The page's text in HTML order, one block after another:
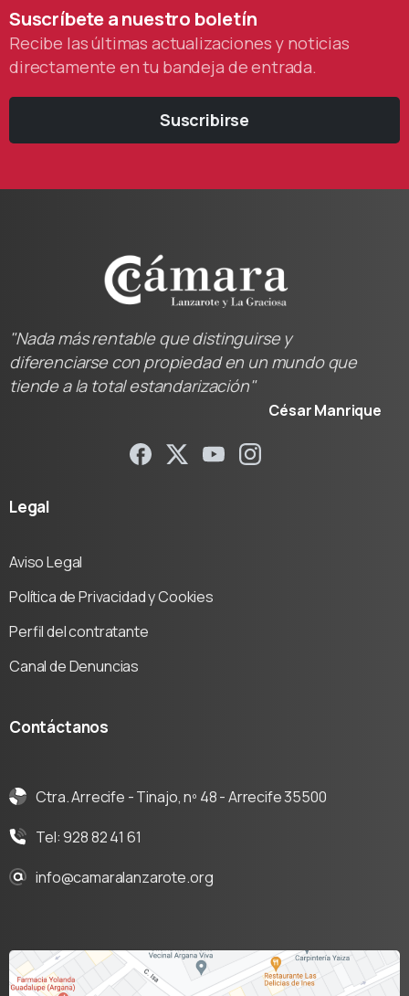
Suscríbeteanuestro boletín
Recibe las últimas actualizaciones y noticias
directamente en tu bandeja de entrada.
Suscribirse
"Nada más rentable que distinguirse y
diferenciarse con propiedad en un mundo que
tiende a la total estandarización"
César Manrique
Legal
Aviso Legal
Política de Privacidad y Cookies
Perfil del contratante
Canal de Denuncias
Contáctanos
Ctra. Arrecife - Tinajo, nº 48 - Arrecife 35500
Tel: 928 82 41 61
info@camaralanzarote.org